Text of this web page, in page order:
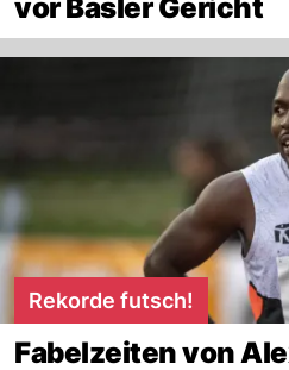
vor Basler Gericht
Rekorde futsch!
Fabelzeiten von